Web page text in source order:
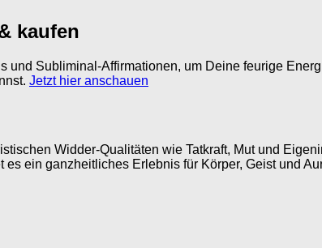
kaufen
und Subliminal-Affirmationen, um Deine feurige
Jetzt hier anschauen
Widder-Qualitäten wie Tatkraft, Mut und
ein ganzheitliches Erlebnis für Körper, Geist und